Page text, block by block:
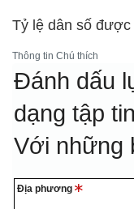
Tỷ lệ dân số
Thông tin Chú thích
Đánh dấu
dạng tập
Với những
Địa phương